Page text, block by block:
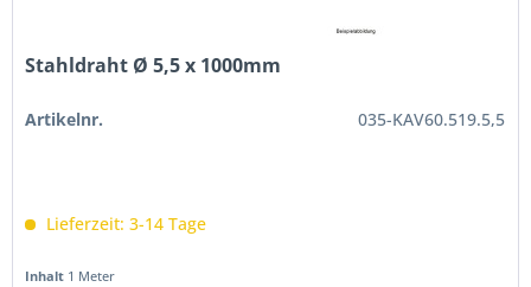
Stahldraht Ø 5,5 x 1000mm
Artikelnr. 035-KAV60.519.5,5
Lieferzeit: 3-14 Tage
Inhalt 1 Meter